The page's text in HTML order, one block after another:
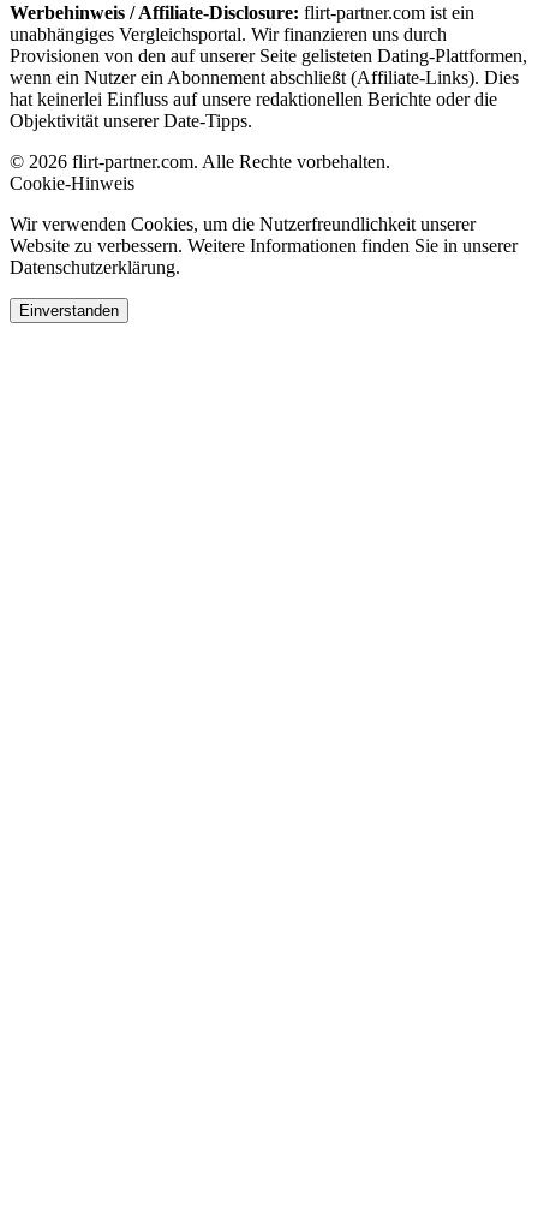
Werbehinweis / Affiliate-Disclosure: flirt-partner.com ist ein
unabhängiges Vergleichsportal. Wir finanzieren uns durch
Provisionen von den auf unserer Seite gelisteten Dating-Plattformen,
wenn ein Nutzer ein Abonnement abschließt (Affiliate-Links). Dies
hat keinerlei Einfluss auf unsere redaktionellen Berichte oder die
Objektivität unserer Date-Tipps.
© 2026 flirt-partner.com. Alle Rechte vorbehalten.
Cookie-Hinweis
Wir verwenden Cookies, um die Nutzerfreundlichkeit unserer
Website zu verbessern. Weitere Informationen finden Sie in unserer
Datenschutzerklärung.
Einverstanden